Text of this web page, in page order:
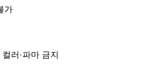
가
러·파마 금지